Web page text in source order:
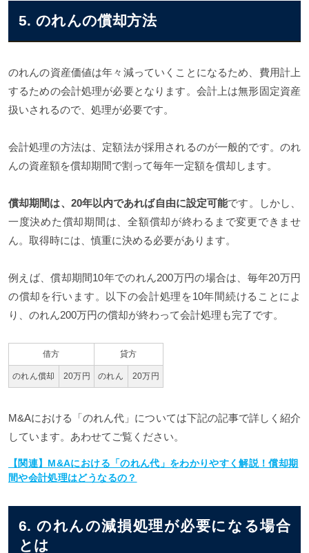
5. のれんの償却方法
のれんの資産価値は年々減っていくことになるため、費用計上
するための会計処理が必要となります。会計上は無形固定資産
扱いされるので、処理が必要です。
会計処理の方法は、定額法が採用されるのが一般的です。のれ
んの資産額を償却期間で割って毎年一定額を償却します。
償却期間は、20年以内であれば自由に設定可能です。しかし、
一度決めた償却期間は、全額償却が終わるまで変更できませ
ん。取得時には、慎重に決める必要があります。
例えば、償却期間10年でのれん200万円の場合は、毎年20万円
の償却を行います。以下の会計処理を10年間続けることによ
り、のれん200万円の償却が終わって会計処理も完了です。
借方 貸方
のれん償却 20万円 のれん 20万円
M&Aにおける「のれん代」については下記の記事で詳しく紹介
しています。あわせてご覧ください。
【関連】M&Aにおける「のれん代」をわかりやすく解説！償却期
間や会計処理はどうなるの？
6. のれんの減損処理が必要になる場合
とは